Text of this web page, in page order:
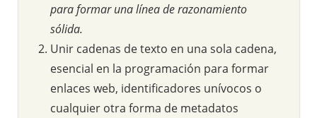
para formar una línea de razonamiento
sólida.
Unir cadenas de texto en una sola cadena,
esencial en la programación para formar
enlaces web, identificadores unívocos o
cualquier otra forma de metadatos